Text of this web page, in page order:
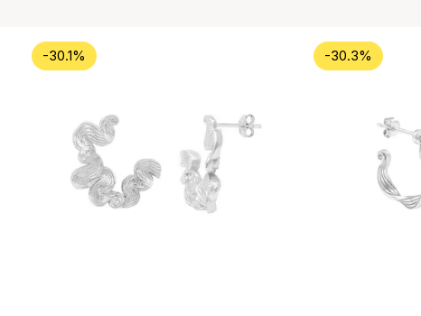
-30.1% -30.3%